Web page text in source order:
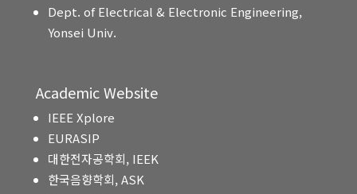
Dept. of Electrical & Electronic Engineering,
Yonsei Univ.
Academic Website
IEEE Xplore
EURASIP
대한전자공학회, IEEK
한국음향학회, ASK